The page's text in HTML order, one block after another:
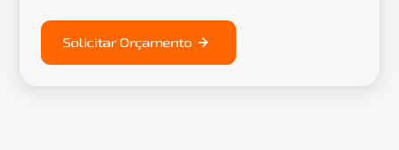
Solicitar Orçamento